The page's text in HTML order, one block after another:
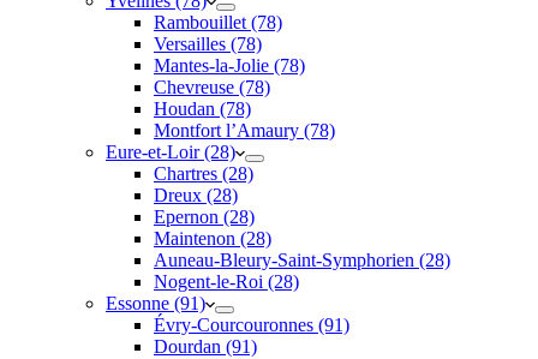
Rambouillet (78)
Versailles (78)
Mantes-la-Jolie (78)
Chevreuse (78)
Houdan (78)
Montfort l’Amaury (78)
Eure-et-Loir (28)
Chartres (28)
Dreux (28)
Epernon (28)
Maintenon (28)
Auneau-Bleury-Saint-Symphorien (28)
Nogent-le-Roi (28)
Essonne (91)
Évry-Courcouronnes (91)
Dourdan (91)